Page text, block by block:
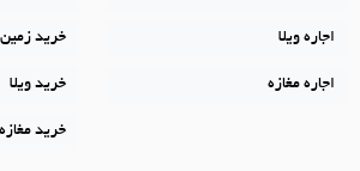
اجاره ویلا
اجاره مغازه
خرید زمین
خرید ویلا
خرید مغازه